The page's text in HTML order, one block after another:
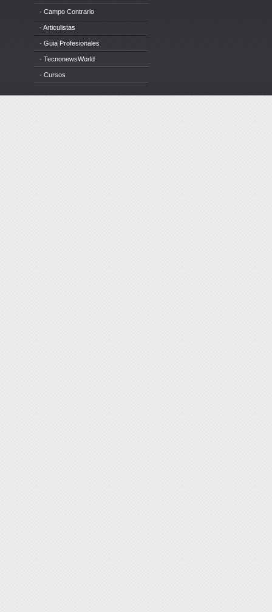
· Campo Contrario
· Articulistas
· Guia Profesionales
· TecnonewsWorld
· Cursos